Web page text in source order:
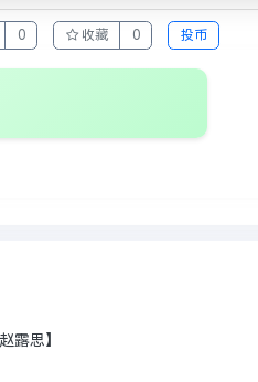
0 收藏 0 投币
露思】